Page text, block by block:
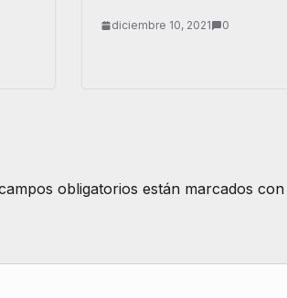
diciembre 10, 2021 0
obligatorios están marcados con